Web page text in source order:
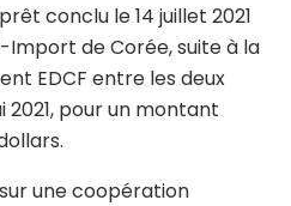
conclu le 14 juillet 2021
Import de Corée, suite à la
EDCF entre les deux
2021, pour un montant
une coopération